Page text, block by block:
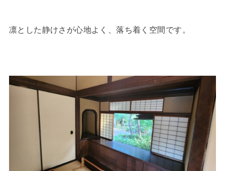
凛とした静けさが心地よく、落ち着く空間です。